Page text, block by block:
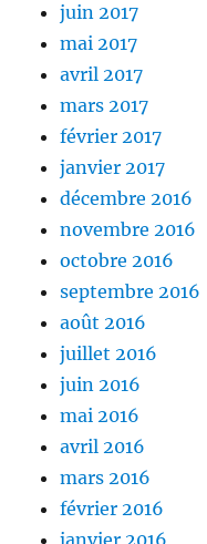
juin 2017
mai 2017
avril 2017
mars 2017
février 2017
janvier 2017
décembre 2016
novembre 2016
octobre 2016
septembre 2016
août 2016
juillet 2016
juin 2016
mai 2016
avril 2016
mars 2016
février 2016